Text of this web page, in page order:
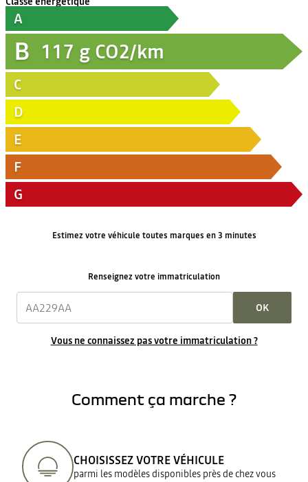
A
B 117 g CO2/km
C
D
E
F
G
Estimez votre véhicule toutes marques en 3 minutes
Renseignez votre immatriculation
OK
Vous ne connaissez pas votre immatriculation ?
Comment ça marche ?
CHOISISSEZ VOTRE VÉHICULE
parmi les modèles disponibles près de chez vous